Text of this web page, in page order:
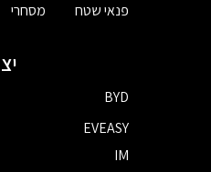
פנאי שטח
מסחרי
BYD
EVEASY
IM